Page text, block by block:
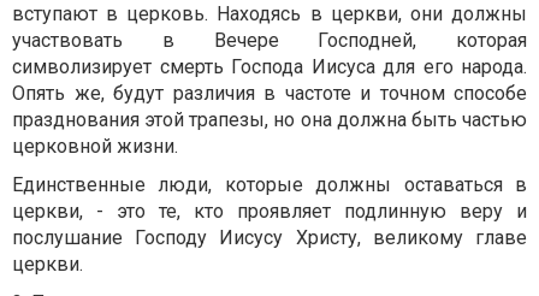
вступают в церковь. Находясь в церкви, они должны
участвовать в Вечере Господней, которая
символизирует смерть Господа Иисуса для его народа.
Опять же, будут различия в частоте и точном способе
празднования этой трапезы, но она должна быть частью
церковной жизни.
Единственные люди, которые должны оставаться в
церкви, - это те, кто проявляет подлинную веру и
послушание Господу Иисусу Христу, великому главе
церкви.